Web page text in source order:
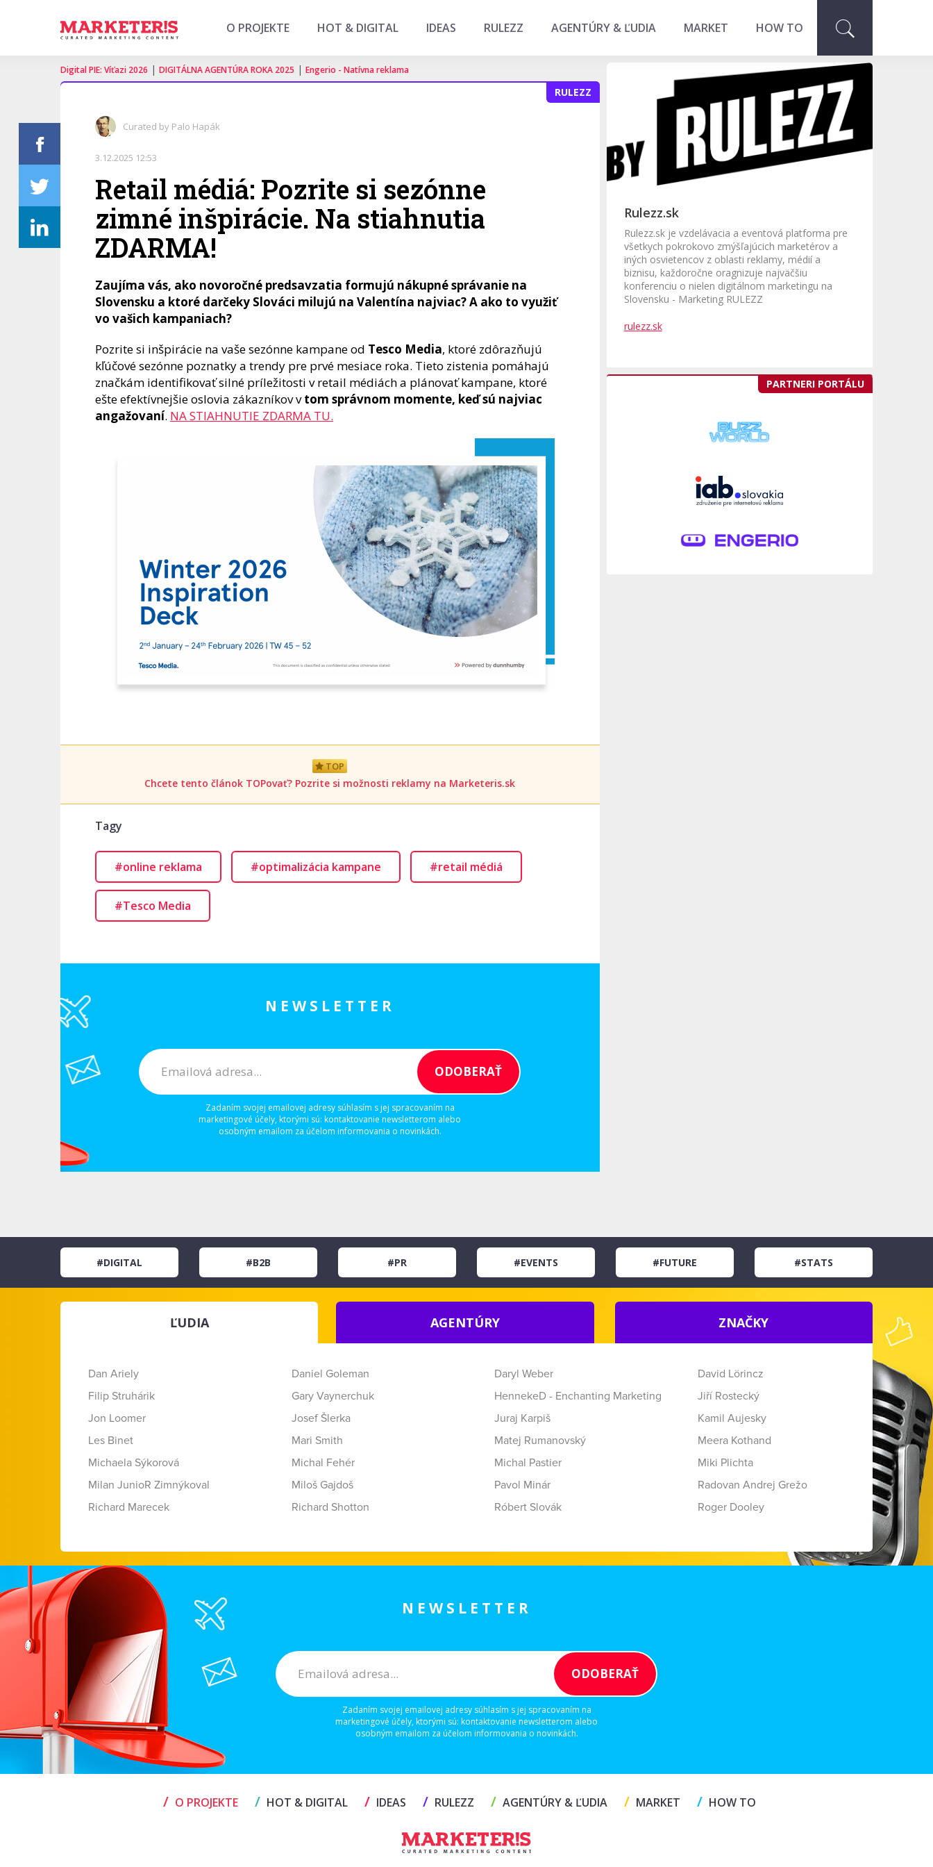
O PROJEKTE HOT & DIGITAL IDEAS RULEZZ AGENTÚRY & ĽUDIA MARKET HOW TO
Digital PIE: Víťazi 2026 | DIGITÁLNA AGENTÚRA ROKA 2025 | Engerio - Natívna reklama
RULEZZ
Curated by Palo Hapák
3.12.2025 12:53
Retail médiá: Pozrite si sezónne
zimné inšpirácie. Na stiahnutia
ZDARMA!
Zaujíma vás, ako novoročné predsavzatia formujú nákupné správanie na
Slovensku a ktoré darčeky Slováci milujú na Valentína najviac? A ako to využiť
vo vašich kampaniach?
Pozrite si inšpirácie na vaše sezónne kampane od Tesco Media, ktoré zdôrazňujú
kľúčové sezónne poznatky a trendy pre prvé mesiace roka. Tieto zistenia pomáhajú
značkám identifikovať silné príležitosti v retail médiách a plánovať kampane, ktoré
ešte efektívnejšie oslovia zákazníkov vtom správnom momente, keď sú najviac
angažovaní. NA STIAHNUTIE ZDARMA TU.
TOP
Chcete tento článok TOPovať? Pozrite si možnosti reklamy na Marketeris.sk
Tagy
#online reklama #optimalizácia kampane #retail médiá
#Tesco Media
NEWSLETTER
Zadaním svojej emailovej adresy súhlasím s jej spracovaním na
marketingové účely, ktorými sú: kontaktovanie newsletterom alebo
osobným emailom za účelom informovania o novinkách.
Rulezz.sk
Rulezz.sk je vzdelávacia a eventová platforma pre
všetkych pokrokovo zmýšľajúcich marketérov a
iných osvietencov z oblasti reklamy, médií a
biznisu, každoročne oragnizuje najväčšiu
konferenciu o nielen digitálnom marketingu na
Slovensku - Marketing RULEZZ
rulezz.sk
PARTNERI PORTÁLU
#DIGITAL #B2B #PR #EVENTS #FUTURE #STATS
ĽUDIA AGENTÚRY ZNAČKY
Dan Ariely Daniel Goleman Daryl Weber
David Lörincz
Filip Struhárik
Gary Vaynerchuk HennekeD - Enchanting Marketing
Jiří Rostecký
Jon Loomer
Josef Šlerka Juraj Karpiš
Kamil Aujesky
Les Binet
Mari Smith Matej Rumanovský
Meera Kothand
Michaela Sýkorová
Michal Fehér Michal Pastier
Miki Plichta
Milan JunioR Zimnýkoval
Miloš Gajdoš Pavol Minár
Radovan Andrej Grežo
Richard Marecek
Richard Shotton Róbert Slovák Roger Dooley
NEWSLETTER
Zadaním svojej emailovej adresy súhlasím s jej spracovaním na
marketingové účely, ktorými sú: kontaktovanie newsletterom alebo
osobným emailom za účelom informovania o novinkách.
/ O PROJEKTE / HOT & DIGITAL / IDEAS / RULEZZ / AGENTÚRY & ĽUDIA / MARKET / HOW TO